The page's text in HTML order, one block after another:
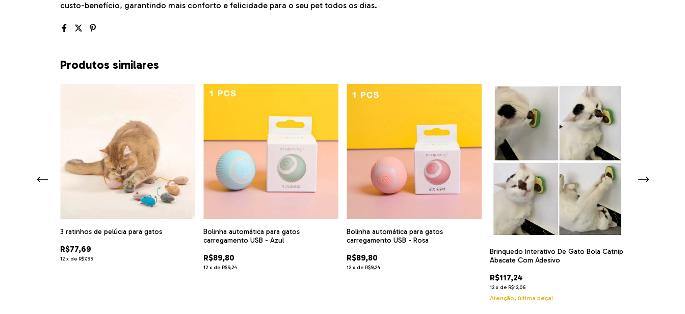
custo-benefício, garantindo mais conforto e felicidade para o seu pet todos os dias.
Produtos similares
3 ratinhos de pelúcia para gatos
R$77,69
12 x de R$7,99
Bolinha automática para gatos
carregamento USB - Azul
R$89,80
12 x de R$9,24
Bolinha automática para gatos
carregamento USB - Rosa
R$89,80
12 x de R$9,24
Brinquedo Interativo De Gato Bola Catnip
Abacate Com Adesivo
R$117,24
12 x de R$12,06
Atenção, última peça!